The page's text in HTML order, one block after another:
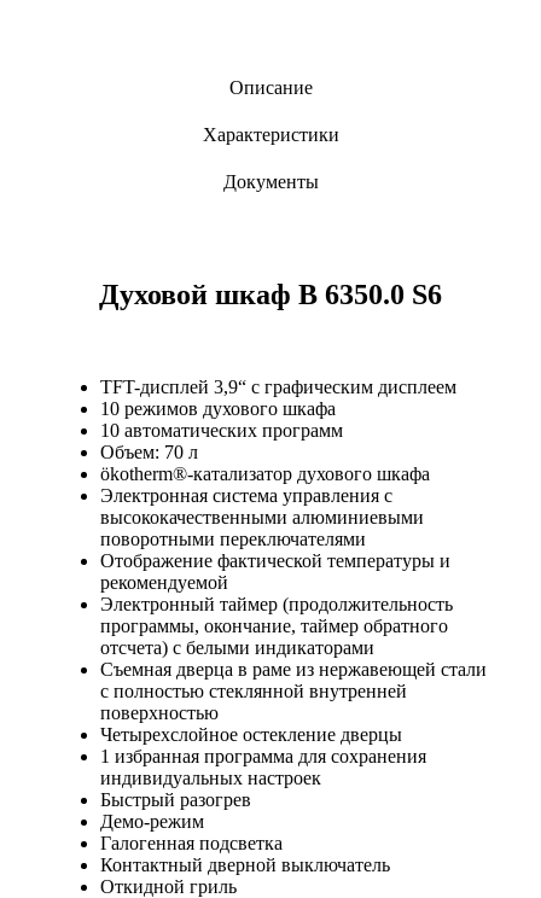
Описание
Характеристики
Документы
Духовой шкаф B 6350.0 S6
TFT-дисплей 3,9“ с графическим дисплеем
10 режимов духового шкафа
10 автоматических программ
Объем: 70 л
ökotherm®-катализатор духового шкафа
Электронная система управления с
высококачественными алюминиевыми
поворотными переключателями
Отображение фактической температуры и
рекомендуемой
Электронный таймер (продолжительность
программы, окончание, таймер обратного
отсчета) с белыми индикаторами
Съемная дверца в раме из нержавеющей стали
с полностью стеклянной внутренней
поверхностью
Четырехслойное остекление дверцы
1 избранная программа для сохранения
индивидуальных настроек
Быстрый разогрев
Демо-режим
Галогенная подсветка
Контактный дверной выключатель
Откидной гриль